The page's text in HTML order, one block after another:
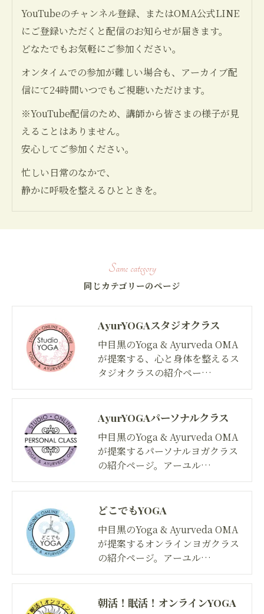
YouTubeのチャンネル登録、またはOMA公式LINE
にご登録いただくと配信のお知らせが届きます。
どなたでもお気軽にご参加ください。
オンタイムでの参加が難しい場合も、アーカイブ配
信にて24時間いつでもご視聴いただけます。
※YouTube配信のため、講師から皆さまの様子が見
えることはありません。
安心してご参加ください。
忙しい日常のなかで、
静かに呼吸を整えるひとときを。
同じカテゴリーのページ
same category
AyurYOGAスタジオクラス
中目黒のYoga & Ayurveda OMA
が提案する、心と身体を整えるス
タジオクラスの紹介ペー…
AyurYOGAパーソナルクラス
中目黒のYoga & Ayurveda OMA
が提案するパーソナルヨガクラス
の紹介ページ。アーユル…
どこでもYOGA
中目黒のYoga & Ayurveda OMA
が提案するオンラインヨガクラス
の紹介ページ。アーユル…
朝活！眠活！オンラインYOGA